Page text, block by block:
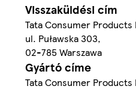
Visszaküldési cím
Tata Consumer Products
ul. Puławska 303,
02-785 Warszawa
Gyártó címe
Tata Consumer Products